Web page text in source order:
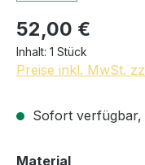
52,00 €
Inhalt: 1 Stück
Preise inkl. MwSt.
Sofort verfügbar,
Materialauswählen